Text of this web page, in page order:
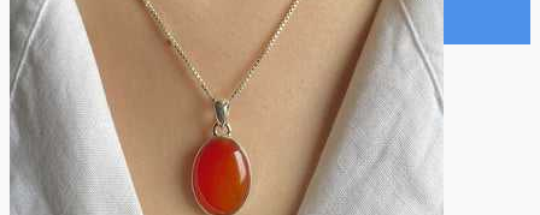
Recherche Avancée
Mon compte
Connexion
Créer un compte
Mode nuit